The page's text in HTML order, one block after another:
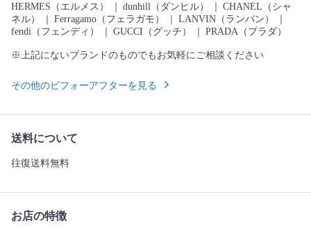
HERMES（エルメス）
dunhill（ダンヒル）
CHANEL（シャ
ネル）
Ferragamo（フェラガモ） LANVIN（ランバン）
fendi（フェンディ）
GUCCI（グッチ） PRADA（プラダ）
※上記にないブランドのものでもお気軽にご相談ください
その他のビフォーアフターを見る
送料について
往復送料無料
お店の特徴